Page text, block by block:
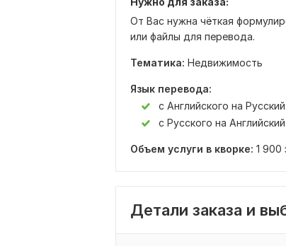
От Вас нужна чёткая
или файлы для перевода.
Тематика: Недвижимость
Язык перевода:
с Английского на Русский
с Русского на Английский
Объем услуги в кворке: 1 900
Детали заказа и